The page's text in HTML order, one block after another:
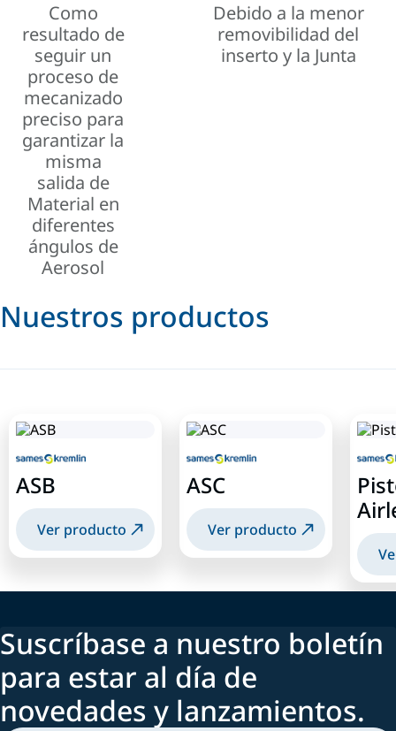
Como
resultado de
seguir un
proceso de
mecanizado
preciso para
garantizar la
misma
salida de
Material en
diferentes
ángulos de
Aerosol
Debido a la menor
removibilidad del
inserto y la Junta
Nuestros productos
ASB
Ver producto
ASC
Ver producto
Suscríbase a nuestro boletín
para estar al día de
novedades y lanzamientos.